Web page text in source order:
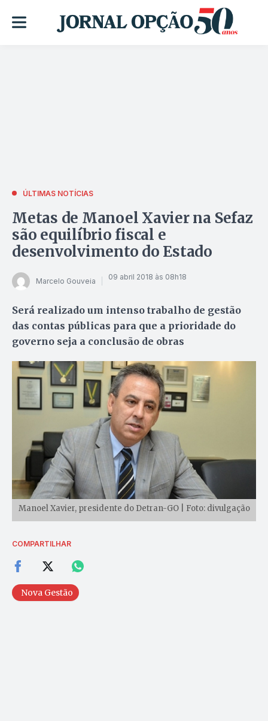
ÚLTIMAS NOTÍCIAS
Metas de Manoel Xavier na Sefaz
são equilíbrio fiscal e
desenvolvimento do Estado
Marcelo Gouveia 09 abril 2018 às 08h18
Será realizado um intenso trabalho de gestão
das contas públicas para que a prioridade do
governo seja a conclusão de obras
Manoel Xavier, presidente do Detran-GO | Foto: divulgação
COMPARTILHAR
Nova Gestão